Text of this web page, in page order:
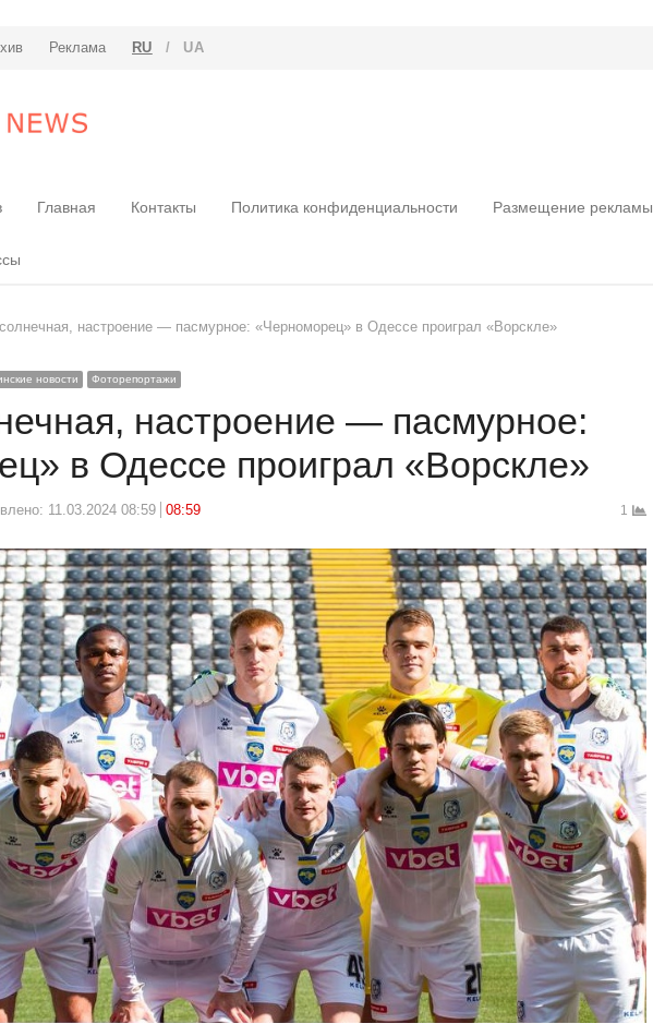
Реклама RU / UA
Главная Контакты Политика конфиденциальности Размещение рекламы
настроение — пасмурное: «Черноморец» в Одессе проиграл «Ворскле»
новости Фоторепортажи
настроение — пасмурное:
в Одессе проиграл «Ворскле»
11.03.2024 08:59 08:59 1